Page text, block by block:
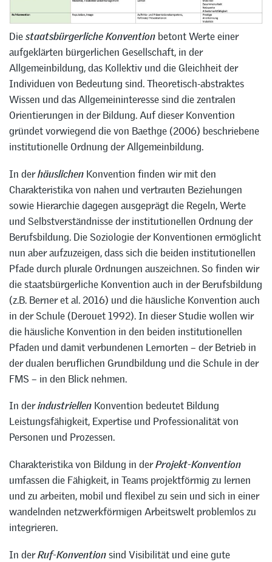
Diestaatsbürgerliche Konvention betont Werte einer
aufgeklärten bürgerlichen Gesellschaft, in der
Allgemeinbildung, das Kollektiv und die Gleichheit der
Individuen von Bedeutung sind. Theoretisch-abstraktes
Wissen und das Allgemeininteresse sind die zentralen
Orientierungen in der Bildung. Auf dieser Konvention
gründet vorwiegend die von Baethge (2006) beschriebene
institutionelle Ordnung der Allgemeinbildung.
In derhäuslichen Konvention finden wir mit den
Charakteristika von nahen und vertrauten Beziehungen
sowie Hierarchie dagegen ausgeprägt die Regeln, Werte
und Selbstverständnisse der institutionellen Ordnung der
Berufsbildung. Die Soziologie der Konventionen ermöglicht
nun aber aufzuzeigen, dass sich die beiden institutionellen
Pfade durch plurale Ordnungen auszeichnen. So finden wir
die staatsbürgerliche Konvention auch in der Berufsbildung
(z.B. Berner et al. 2016) und die häusliche Konvention auch
in der Schule (Derouet 1992). In dieser Studie wollen wir
die häusliche Konvention in den beiden institutionellen
Pfaden und damit verbundenen Lernorten – der Betrieb in
der dualen beruflichen Grundbildung und die Schule in der
FMS – in den Blick nehmen.
In derindustriellen Konvention bedeutet Bildung
Leistungsfähigkeit, Expertise und Professionalität von
Personen und Prozessen.
Charakteristika von Bildung in derProjekt-Konvention
umfassen die Fähigkeit, in Teams projektförmig zu lernen
und zu arbeiten, mobil und flexibel zu sein und sich in einer
wandelnden netzwerkförmigen Arbeitswelt problemlos zu
integrieren.
In derRuf-Konventionsind Visibilität und eine gute